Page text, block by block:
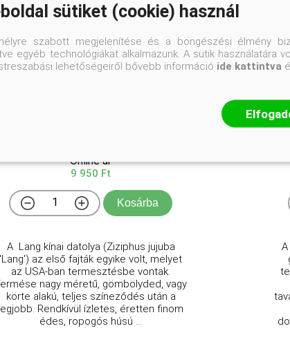
Online ár
9 950 Ft
Kosárba
A Lang kínai datolya (Ziziphus jujuba
'Lang') az első fajták egyike volt, melyet
az USA-ban termesztésbe vontak.
nagy méretű, gömbölyded, vagy
körte alakú, teljes színeződés után a
Rendkívül ízletes, éretten finom
édes, ropogós húsú ...
sütiket (cookie) használ
szabott megjelenítése és a böngészési élmény
egyéb technológiákat alkalmazunk. A sütik használatára
lehetőségeiről bővebb információ ide kattintva